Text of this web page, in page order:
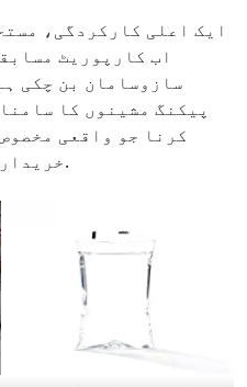
ایک اعلی کارکردگی،
اب کارپوریٹ
سازوسامان بن چکی
پیکنگ مشینوں کا
کرنا جو واقعی
خریداری کے لیے بنیادی چیلنج ہے.